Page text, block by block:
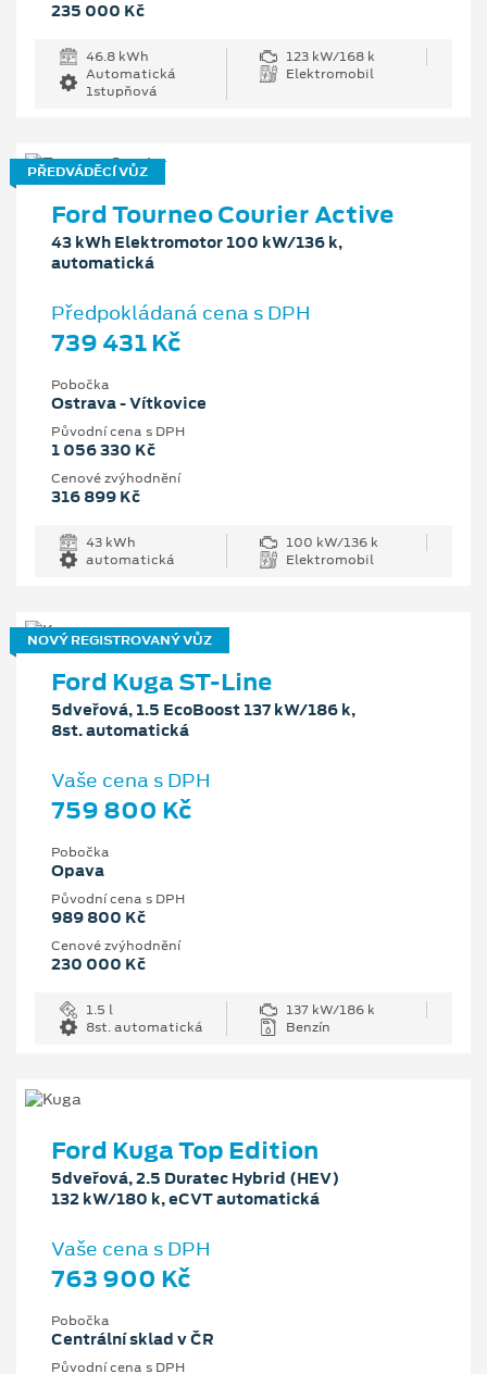
235 000 Kč
46.8 kWh
123 kW/168 k
Automatická
1stupňová
Elektromobil
PŘEDVÁDĚCÍ VŮZ
Ford Tourneo Courier Active
43 kWh Elektromotor 100 kW/136 k,
automatická
Předpokládaná cena s DPH
739 431 Kč
Pobočka
Ostrava - Vítkovice
Původní cena s DPH
1 056 330 Kč
Cenové zvýhodnění
316 899 Kč
43 kWh
100 kW/136 k
automatická
Elektromobil
NOVÝ REGISTROVANÝ VŮZ
Ford Kuga ST-Line
5dveřová, 1.5 EcoBoost 137 kW/186 k,
8st. automatická
Vaše cena s DPH
759 800 Kč
Pobočka
Opava
Původní cena s DPH
989 800 Kč
Cenové zvýhodnění
230 000 Kč
1.5 l
137 kW/186 k
8st. automatická
Benzín
Ford Kuga Top Edition
5dveřová, 2.5 Duratec Hybrid (HEV)
132 kW/180 k, eCVT automatická
Vaše cena s DPH
763 900 Kč
Pobočka
Centrální sklad v ČR
Původní cena s DPH